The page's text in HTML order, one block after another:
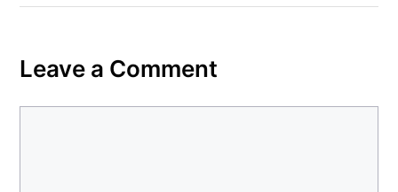
Leave a Comment